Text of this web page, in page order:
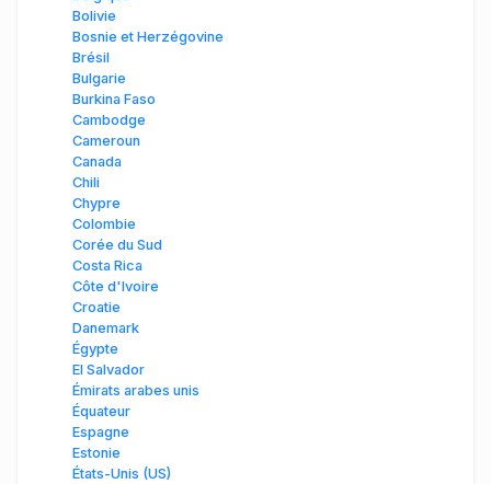
Bolivie
Bosnie et Herzégovine
Brésil
Bulgarie
Burkina Faso
Cambodge
Cameroun
Canada
Chili
Chypre
Colombie
Corée du Sud
Costa Rica
Côte d'Ivoire
Croatie
Danemark
Égypte
El Salvador
Émirats arabes unis
Équateur
Espagne
Estonie
États-Unis (US)